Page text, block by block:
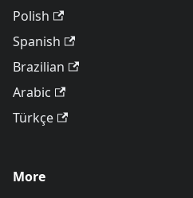
Polish
Spanish
Brazilian
Arabic
Türkçe
More